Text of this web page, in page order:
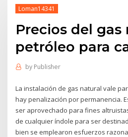
Loman14341
Precios del gas
petróleo para
by Publisher
La instalación de gas natural vale
hay penalización por permanencia.
ser aprovechado para fines
de cualquier índole para ser
bien se emplearon esfuerzos